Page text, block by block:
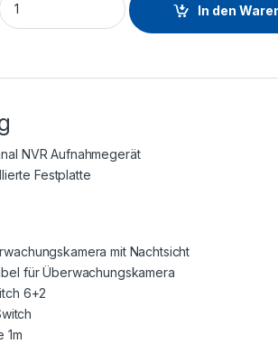
In den
NVR Aufnahmegerät
Festplatte
mit Nachtsicht
für Überwachungskamera
6+2
1m